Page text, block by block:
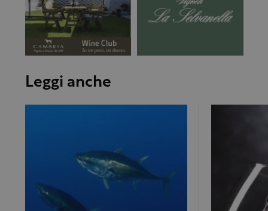
Leggi anche